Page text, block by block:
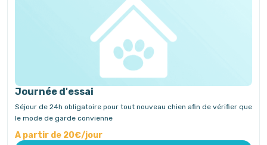
Journée d'essai
Séjour de 24h obligatoire pour tout nouveau chien afin de vérifier que
le mode de garde convienne
A partir de 20€/jour